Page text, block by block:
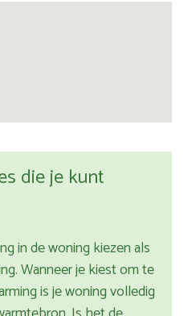
die je kunt
in de woning kiezen als
Wanneer je kiest om te
is je woning volledig